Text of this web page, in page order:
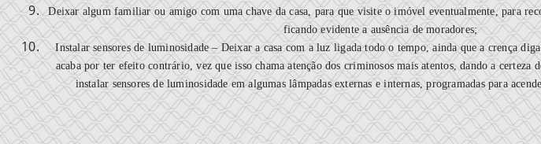
Deixar algum familiar ou amigo com uma chave da casa, para que visite o imóvel eventualmente, para
ficando evidente a ausência de moradores;
Instalar sensores de luminosidade – Deixar a casa com a luz ligada todo o tempo, ainda que a crença
acaba por ter efeito contrário, vez que isso chama atenção dos criminosos mais atentos, dando a certeza
instalar sensores de luminosidade em algumas lâmpadas externas e internas, programadas para